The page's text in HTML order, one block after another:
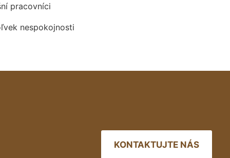
pracovníci
nespokojnosti
KONTAKTUJTE NÁS